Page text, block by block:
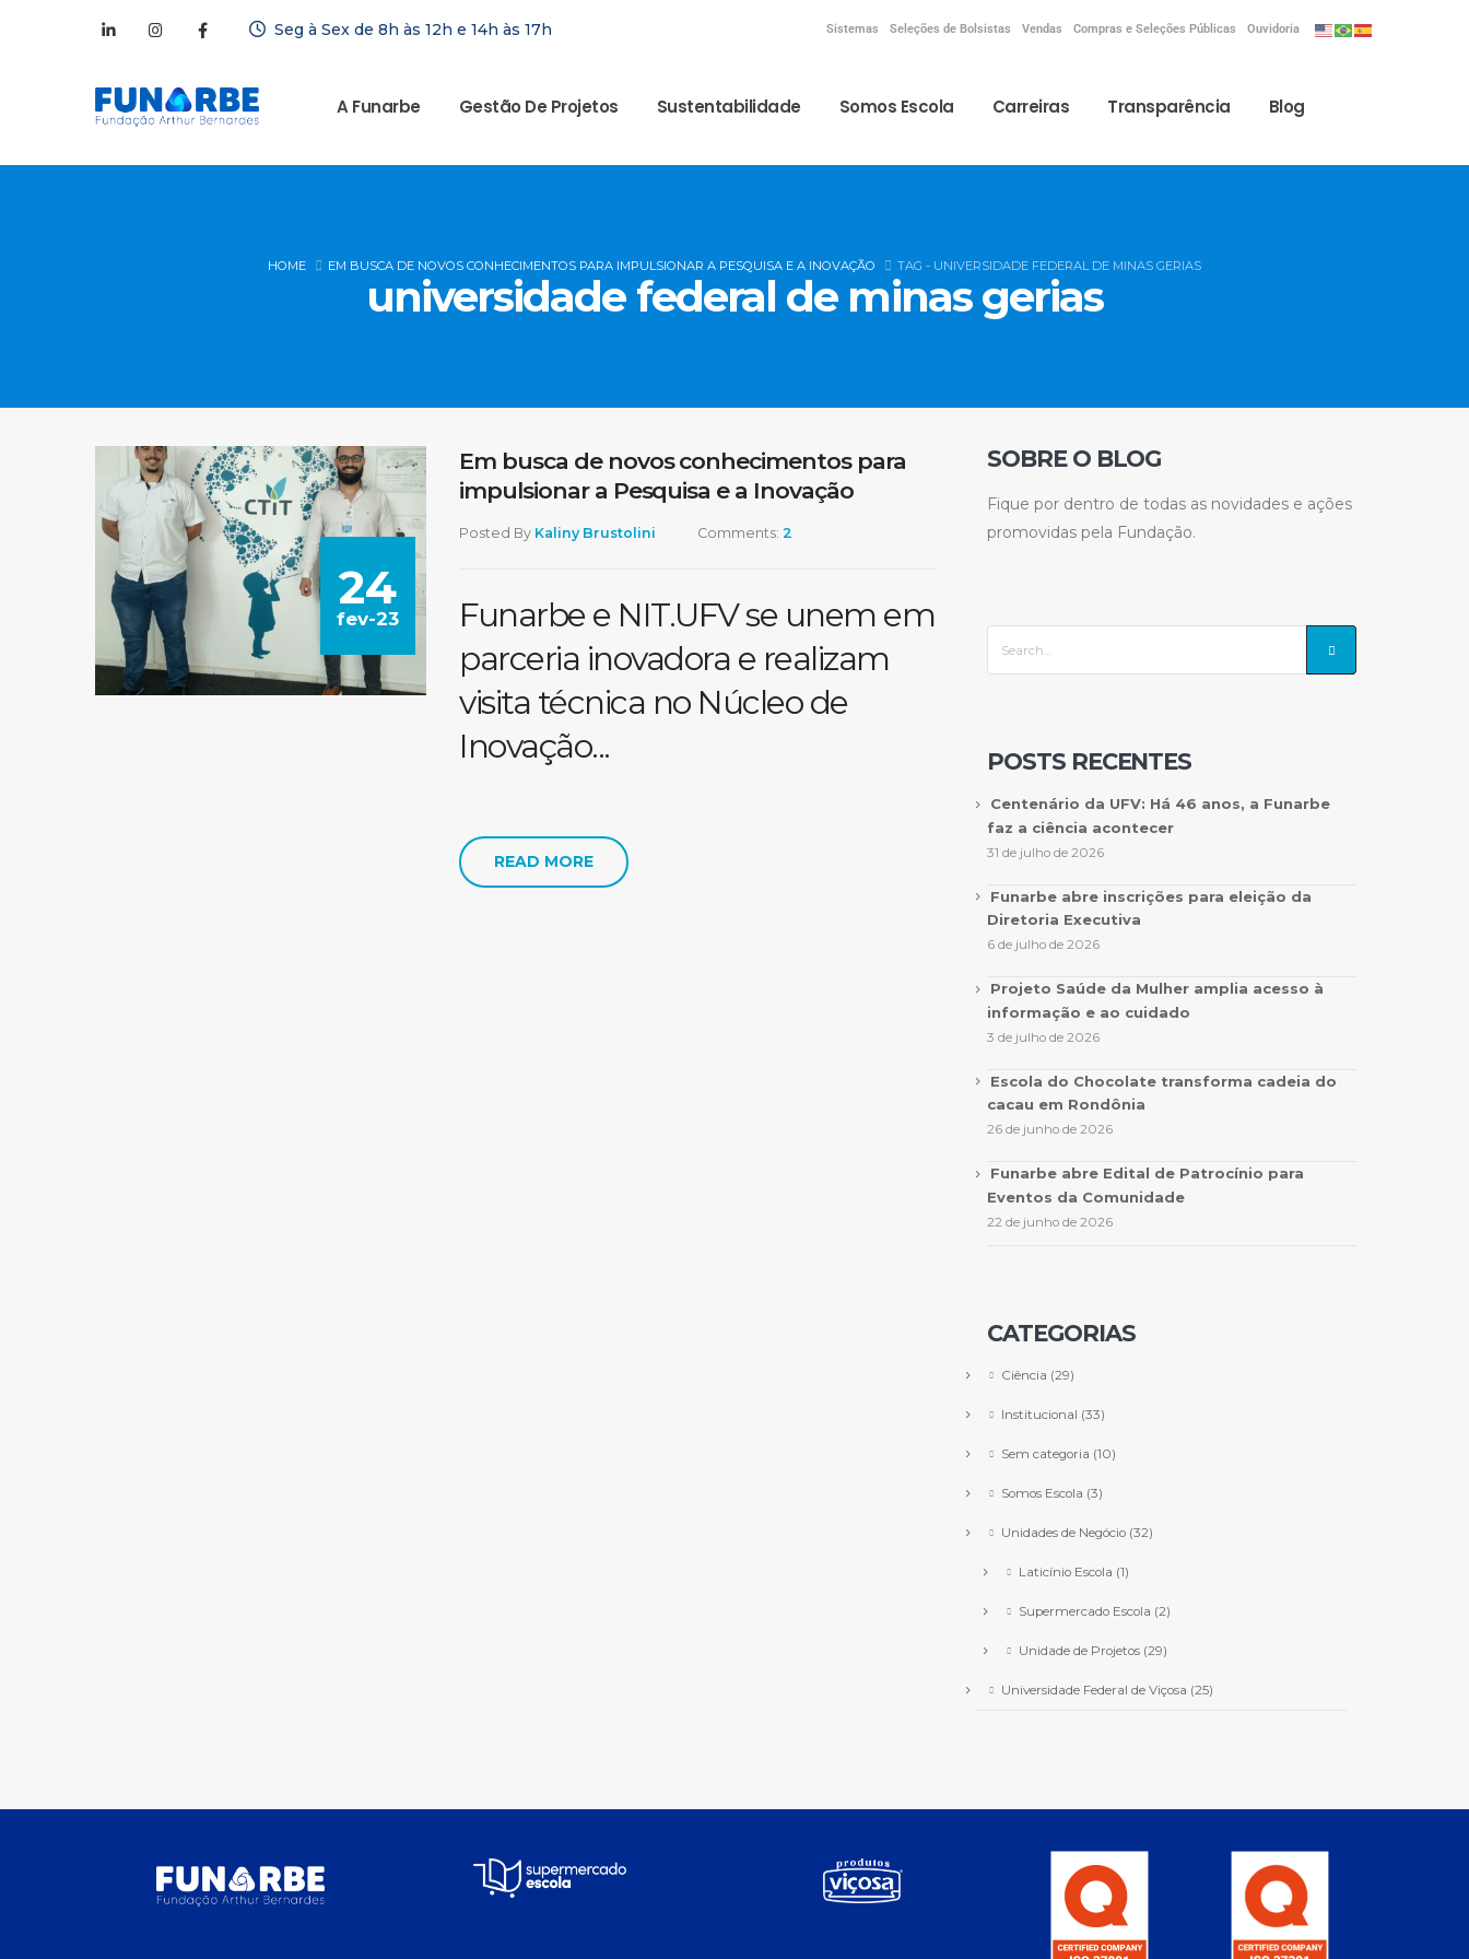
Seg à Sex de 8h às 12h e 14h às 17h Sistemas Seleções de Bolsistas Vendas Compras e Seleções Públicas Ouvidoria
A Funarbe Gestão De Projetos Sustentabilidade Somos Escola Carreiras Transparência Blog
HOME EM BUSCA DE NOVOS CONHECIMENTOS PARA IMPULSIONAR A PESQUISA E A INOVAÇÃO TAG - UNIVERSIDADE FEDERAL DE MINAS GERIAS
universidade federal de minas gerias
24
fev-23
Em busca de novos conhecimentos para
impulsionar a Pesquisa e a Inovação
Posted By Kaliny Brustolini Comments:2
Funarbe e NIT.UFV se unem em
parceria inovadora e realizam
visita técnica no Núcleo de
Inovação...
READ MORE
SOBRE O BLOG
Fique por dentro de todas as novidades e ações
promovidas pela Fundação.
POSTS RECENTES
Centenário da UFV: Há 46 anos, a Funarbe
faz a ciência acontecer
31 de julho de 2026
Funarbe abre inscrições para eleição da
Diretoria Executiva
6 de julho de 2026
Projeto Saúde da Mulher amplia acesso à
informação e ao cuidado
3 de julho de 2026
Escola do Chocolate transforma cadeia do
cacau em Rondônia
26 de junho de 2026
Funarbe abre Edital de Patrocínio para
Eventos da Comunidade
22 de junho de 2026
CATEGORIAS
Ciência (29)
Institucional (33)
Sem categoria (10)
Somos Escola (3)
Unidades de Negócio (32)
Laticínio Escola (1)
Supermercado Escola (2)
Unidade de Projetos (29)
Universidade Federal de Viçosa (25)